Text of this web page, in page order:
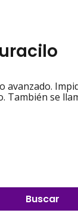
También se